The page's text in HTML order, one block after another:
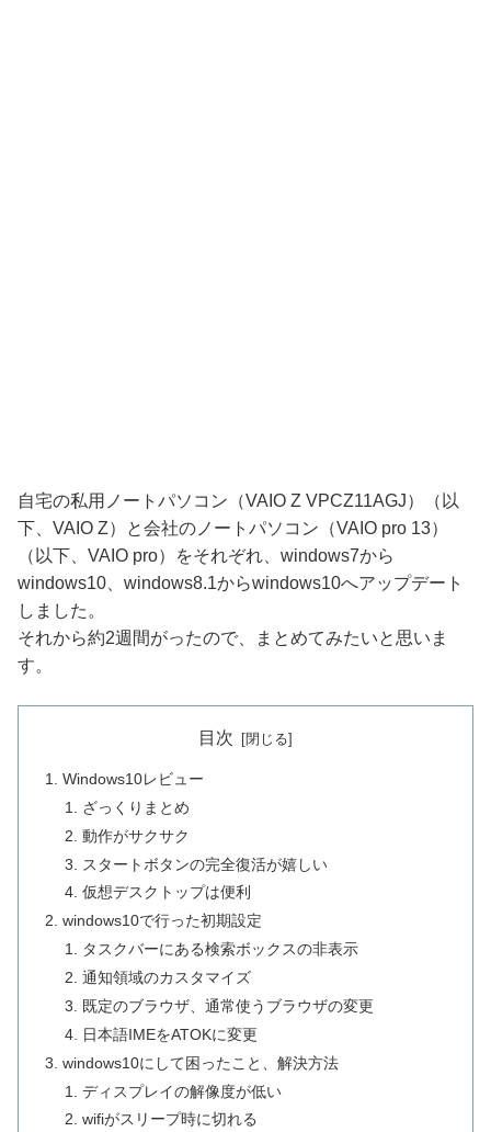
自宅の私用ノートパソコン（VAIO Z VPCZ11AGJ）（以
下、VAIO Z）と会社のノートパソコン（VAIO pro 13）
（以下、VAIO pro）をそれぞれ、windows7から
windows10、windows8.1からwindows10へアップデート
しました。
それから約2週間がったので、まとめてみたいと思いま
す。
目次
Windows10レビュー
ざっくりまとめ
動作がサクサク
スタートボタンの完全復活が嬉しい
仮想デスクトップは便利
windows10で行った初期設定
タスクバーにある検索ボックスの非表示
通知領域のカスタマイズ
既定のブラウザ、通常使うブラウザの変更
日本語IMEをATOKに変更
windows10にして困ったこと、解決方法
ディスプレイの解像度が低い
wifiがスリープ時に切れる